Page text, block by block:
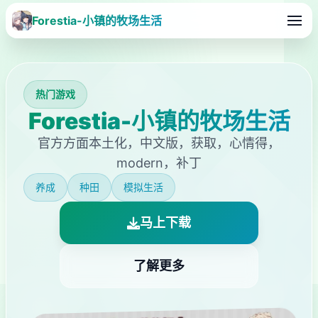
Forestia-小镇的牧场生活
热门游戏
Forestia-小镇的牧场生活
官方方面本土化，中文版，获取，心情得，
modern，补丁
养成 种田 模拟生活
马上下载
了解更多